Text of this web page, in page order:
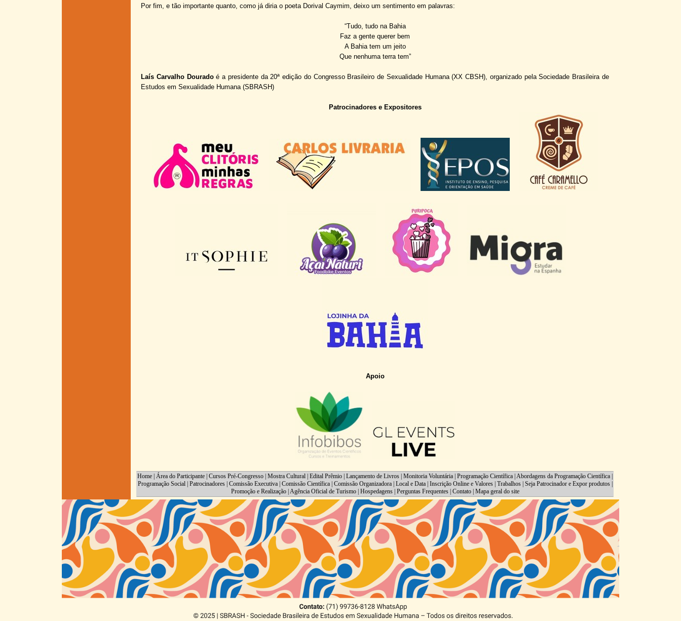
Por fim, e tão importante quanto, como já diria o poeta Dorival Caymim, deixo um sentimento em palavras:
“Tudo, tudo na Bahia
Faz a gente querer bem
A Bahia tem um jeito
Que nenhuma terra tem”
Laís Carvalho Douradoé a presidente da 20ª edição do Congresso Brasileiro de Sexualidade Humana (XX CBSH), organizado pela Sociedade Brasileira de
Estudos em Sexualidade Humana (SBRASH)
Patrocinadores e Expositores
Apoio
Home Área do Participante Cursos Pré-Congresso Mostra Cultural Edital Prêmio Lançamento de Livros Monitoria Voluntária Programação Científica Abordagens da Programação Científica
Programação Social| Patrocinadores| Comissão Executiva| Comissão Científica| Comissão Organizadora| Local e Data| Inscrição Online e Valores| Trabalhos| Seja Patrocinador e Expor produtos|
Promoção e Realização| Agência Oficial de Turismo| Hospedagens Perguntas Frequentes| Contato| Mapa geral do site